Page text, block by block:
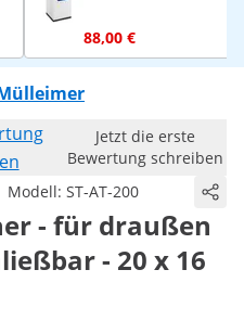
88,00 €
Jetzt die erste
Bewertung schreiben
Modell: ST-AT-200
- für draußen
- 20 x 16